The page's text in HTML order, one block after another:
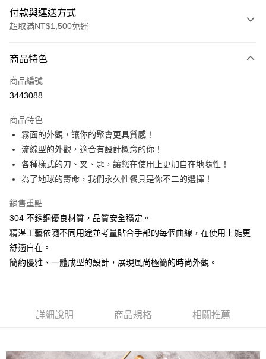
付款與運送方式
超取滿NT$1,500免運
信用卡一次付款
超商取貨付款
街口支付
悠遊付
AFTEE先享後付
【關於「AFTEE先享後付」】
AFTEE先享後付是「在收到商品之後才付款」的支付方式。 讓您購物簡單
便利好安心！
１．簡單：不需註冊會員、不需綁卡、不需儲值。
２．便利：只要手機號碼，簡訊認證，即可結帳。
３．安心：先確認商品／服務後，再付款。
２．訂單成立數日內，您將收到繳費通知簡訊。
３．收到繳費通知簡訊後14天內，點擊此簡訊中的連結，可透過四大超商／
購買商品的店家。未經商家同意取消之訂單仍視為有效，需透過AFTEE先享
ATM付款
全家取貨付款
每筆NT$60，滿NT$1,500(含以上)免運費
每筆NT$100，滿NT$1,500(含以上)免運費
商品特色
商品編號
3443088
商品特色
霧面的外觀，讓你的聚會更具質感！
流線型的外觀，適合有設計概念的你！
各種樣式的刀、叉、匙，讓您在使用上更加自在地隨性！
為了地球的壽命，我們永久性餐具是你不二的選擇！
銷售重點
304 不銹鋼優良材質，品質安全穩定。
精湛工藝依隨不同用途並考量貼合手部的每個曲線，在使用上能更
舒適自在。
簡約優雅、一體成型的設計，展現風尚極簡的時尚外觀。
詳細說明 商品規格 相關推薦